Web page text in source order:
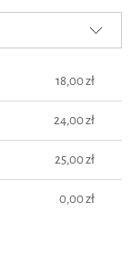
18,00 zł
24,00 zł
25,00 zł
0,00 zł